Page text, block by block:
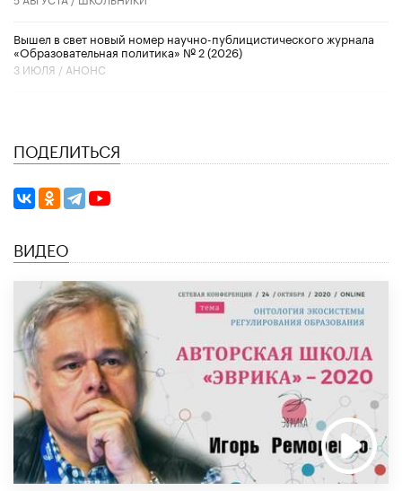
Вышел в свет новый номер научно-публицистического журнала
«Образовательная политика» № 2 (2026)
3 ИЮЛЯ / АНОНС
ПОДЕЛИТЬСЯ
ВИДЕО